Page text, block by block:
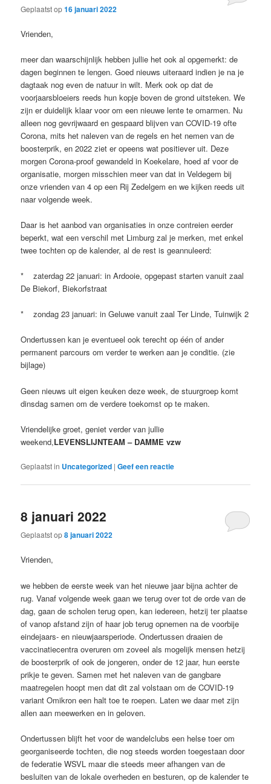
Geplaatst op16 januari 2022
Vrienden,
meer dan waarschijnlijk hebben jullie het ook al opgemerkt: de
dagen beginnen te lengen. Goed nieuws uiteraard indien je na je
dagtaak nog even de natuur in wilt. Merk ook op dat de
voorjaarsbloeiers reeds hun kopje boven de grond uitsteken. We
zijn er duidelijk klaar voor om een nieuwe lente te omarmen. Nu
alleen nog gevrijwaard en gespaard blijven van COVID-19 ofte
Corona, mits het naleven van de regels en het nemen van de
boosterprik, en 2022 ziet er opeens wat positiever uit. Deze
morgen Corona-proof gewandeld in Koekelare, hoed af voor de
organisatie, morgen misschien meer van dat in Veldegem bij
onze vrienden van 4 op een Rij Zedelgem en we kijken reeds uit
naar volgende week.
Daar is het aanbod van organisaties in onze contreien eerder
beperkt, wat een verschil met Limburg zal je merken, met enkel
twee tochten op de kalender, al de rest is geannuleerd:
* zaterdag 22 januari: in Ardooie, opgepast starten vanuit zaal
De Biekorf, Biekorfstraat
* zondag 23 januari: in Geluwe vanuit zaal Ter Linde, Tuinwijk 2
Ondertussen kan je eventueel ook terecht op één of ander
permanent parcours om verder te werken aan je conditie. (zie
bijlage)
Geen nieuws uit eigen keuken deze week, de stuurgroep komt
dinsdag samen om de verdere toekomst op te maken.
Vriendelijke groet, geniet verder van jullie
weekend,LEVENSLIJNTEAM – DAMME vzw
Geplaatst in Uncategorized |Geef een reactie
8 januari 2022
Geplaatst op8 januari 2022
Vrienden,
we hebben de eerste week van het nieuwe jaar bijna achter de
rug. Vanaf volgende week gaan we terug over tot de orde van de
dag, gaan de scholen terug open, kan iedereen, hetzij ter plaatse
of vanop afstand zijn of haar job terug opnemen na de voorbije
eindejaars- en nieuwjaarsperiode. Ondertussen draaien de
vaccinatiecentra overuren om zoveel als mogelijk mensen hetzij
de boosterprik of ook de jongeren, onder de 12 jaar, hun eerste
prikje te geven. Samen met het naleven van de gangbare
maatregelen hoopt men dat dit zal volstaan om de COVID-19
variant Omikron een halt toe te roepen. Laten we daar met zijn
allen aan meewerken en in geloven.
Ondertussen blijft het voor de wandelclubs een helse toer om
georganiseerde tochten, die nog steeds worden toegestaan door
de federatie WSVL maar die steeds meer afhangen van de
besluiten van de lokale overheden en besturen, op de kalender te